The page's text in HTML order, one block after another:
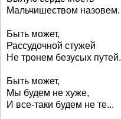
Мальчишеством назовем.
Быть может,
Рассудочной стужей
Не тронем безусых путей.
Быть может,
Мы будем не хуже,
И все-таки будем не те...